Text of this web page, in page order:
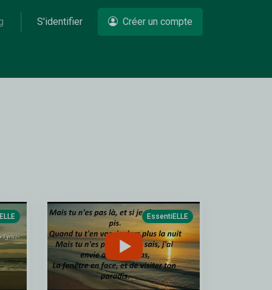
S'identifier Créer un compte
EssentiELLE